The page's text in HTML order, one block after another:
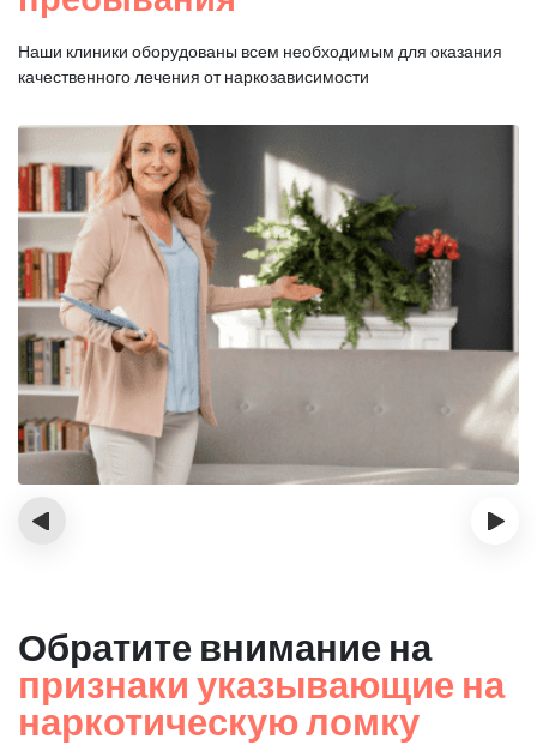
Наши клиники оборудованы всем необходимым для оказания
качественного лечения от наркозависимости
‹ ›
Обратите внимание на
признаки указывающие на
наркотическую ломку